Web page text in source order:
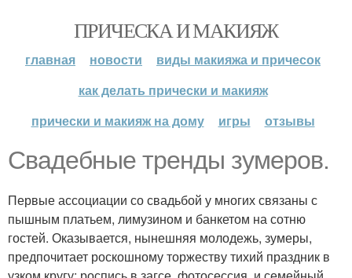
ПРИЧЕСКА И МАКИЯЖ
главная новости
виды макияжа и причесок
как делать прически и макияж
прически и макияж на дому
игры отзывы
Свадебные тренды зумеров.
Первые ассоциации со свадьбой у многих связаны с
пышным платьем, лимузином и банкетом на сотню
гостей. Оказывается, нынешняя молодежь, зумеры,
предпочитает роскошному торжеству тихий праздник в